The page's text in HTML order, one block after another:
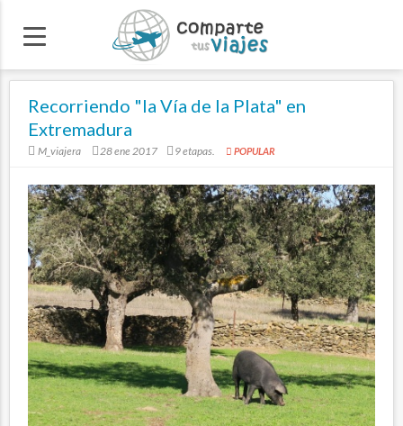
Recorriendo "la Vía de la Plata" en
Extremadura
M_viajera 28 ene 2017 9 etapas. POPULAR